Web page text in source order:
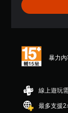
顆
星
5
顆
，
共
1
暴力
線上遊玩
最多支援2